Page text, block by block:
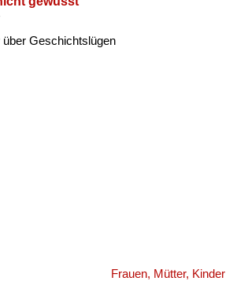
über Geschichtslügen
Frauen, Mütter, Kinder